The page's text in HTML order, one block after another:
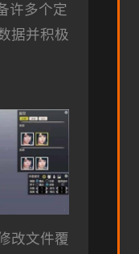
许多个定
据并积极
改文件覆